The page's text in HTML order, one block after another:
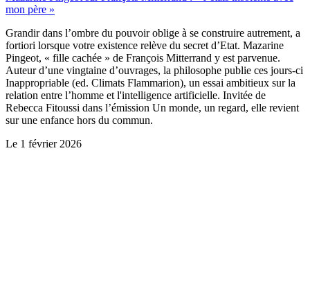
mon père »
Grandir dans l’ombre du pouvoir oblige à se construire autrement, a
fortiori lorsque votre existence relève du secret d’Etat. Mazarine
Pingeot, « fille cachée » de François Mitterrand y est parvenue.
Auteur d’une vingtaine d’ouvrages, la philosophe publie ces jours-ci
Inappropriable (ed. Climats Flammarion), un essai ambitieux sur la
relation entre l’homme et l'intelligence artificielle. Invitée de
Rebecca Fitoussi dans l’émission Un monde, un regard, elle revient
sur une enfance hors du commun.
Le 1 février 2026